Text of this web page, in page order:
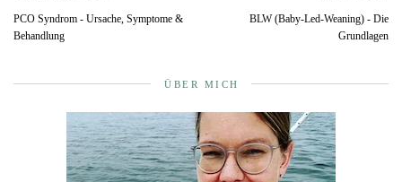
PCO Syndrom - Ursache, Symptome &
Behandlung
BLW (Baby-Led-Weaning) - Die
Grundlagen
ÜBER MICH